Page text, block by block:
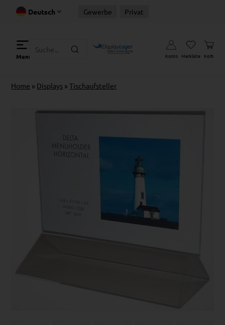
Deutsch Gewerbe Privat
Menu Konto Merkliste Korb
Home » Displays »Tischaufsteller